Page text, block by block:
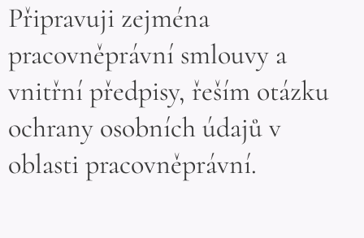
Připravuji zejména
pracovněprávní smlouvy a
vnitřní předpisy, řeším otázku
ochrany osobních údajů v
oblasti pracovněprávní.